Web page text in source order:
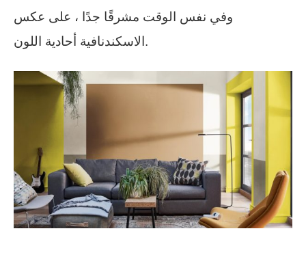
وفي نفس الوقت مشرقًا جدًا ، على عكس
الاسكندنافية أحادية اللون.